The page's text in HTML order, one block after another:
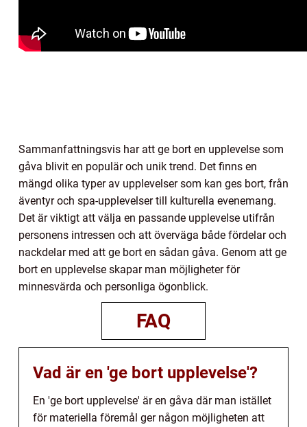
Sammanfattningsvis har att ge bort en upplevelse som
gåva blivit en populär och unik trend. Det finns en
mängd olika typer av upplevelser som kan ges bort, från
äventyr och spa-upplevelser till kulturella evenemang.
Det är viktigt att välja en passande upplevelse utifrån
personens intressen och att överväga både fördelar och
nackdelar med att ge bort en sådan gåva. Genom att ge
bort en upplevelse skapar man möjligheter för
minnesvärda och personliga ögonblick.
FAQ
Vad är en 'ge bort upplevelse'?
En 'ge bort upplevelse' är en gåva där man istället
för materiella föremål ger någon möjligheten att